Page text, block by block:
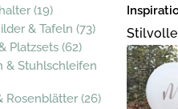
(19)
& Tafeln (73)
Platzsets (62)
& Stuhlschleifen
Rosenblätter (26)
Stilvolle